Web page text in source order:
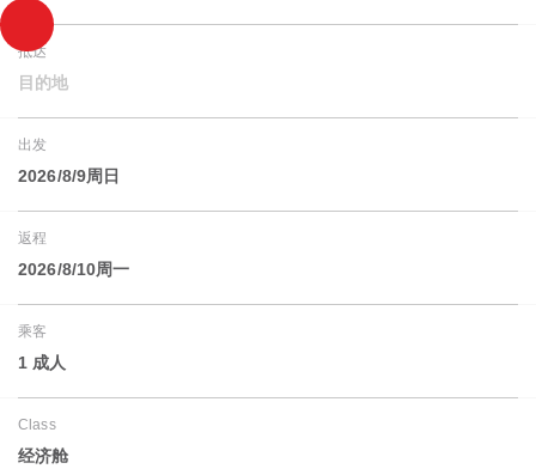
抵达
目的地
出发
2026/8/9周日
返程
2026/8/10周一
乘客
1 成人
Class
经济舱